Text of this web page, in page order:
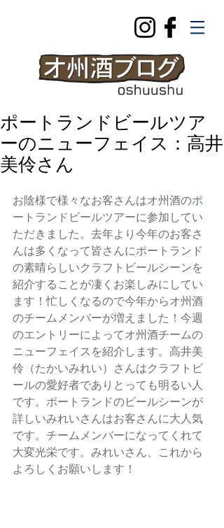
ポートランドビールツア
ーのニューフェイス：高井
美伶さん
お陰様で様々なお客さんはオ州酒のポ
ートランドビールツアーに参加してい
ただきました。去年より今年のお客さ
んは多くなって皆さんにポートランド
の素晴らしいクラフトビールシーンを
紹介することが凄くお楽しみにしてい
ます！忙しくなるので今年からオ州酒
のチームメンバーが増えました！今週
のエントリーによってオ州酒チームの
ニューフェイスを紹介します。高井美
伶（たかいみれい）さんはクラフトビ
ールの愛好者でありとっても明るい人
です。ポートランドのビールシーンが
詳しいみれいさんはお客さんに大人気
です。チームメンバーになってくれて
大変光栄です。みれいさん、これから
よろしくお願いします！